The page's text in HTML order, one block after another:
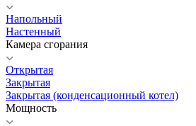
Напольный
Настенный
Камера сгорания
Открытая
Закрытая
Закрытая (конденсационный котел)
Мощность